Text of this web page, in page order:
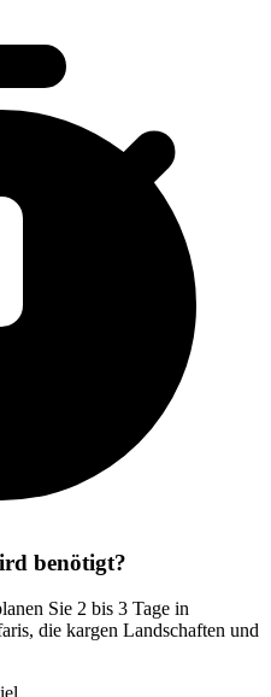
benötigt?
Sie 2 bis 3 Tage in
die kargen Landschaften und